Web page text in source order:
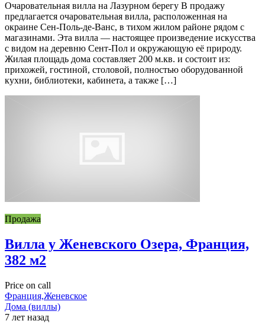
Очаровательная вилла на Лазурном берегу В продажу
предлагается очаровательная вилла, расположенная на
окраине Сен-Поль-де-Ванс, в тихом жилом районе рядом с
магазинами. Эта вилла — настоящее произведение искусства
с видом на деревню Сент-Пол и окружающую её природу.
Жилая площадь дома составляет 200 м.кв. и состоит из:
прихожей, гостиной, столовой, полностью оборудованной
кухни, библиотеки, кабинета, а также […]
Продажа
Вилла у Женевского Озера, Франция,
382 м2
Price on call
Франция,Женевское
Дома (виллы)
7 лет назад